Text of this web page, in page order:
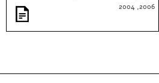
2006, 2004